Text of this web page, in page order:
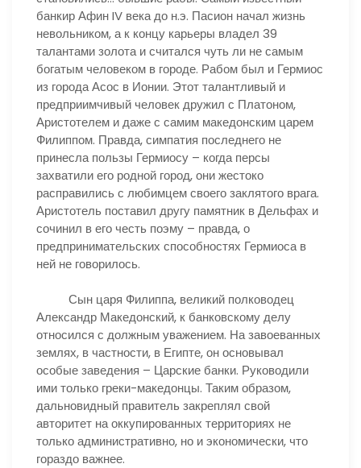
банкир Афин IV века до н.э. Пасион начал жизнь
невольником, а к концу карьеры владел 39
талантами золота и считался чуть ли не самым
богатым человеком в городе. Рабом был и Гермиос
из города Асос в Ионии. Этот талантливый и
предприимчивый человек дружил с Платоном,
Аристотелем и даже с самим македонским царем
Филиппом. Правда, симпатия последнего не
принесла пользы Гермиосу – когда персы
захватили его родной город, они жестоко
расправились с любимцем своего заклятого врага.
Аристотель поставил другу памятник в Дельфах и
сочинил в его честь поэму – правда, о
предпринимательских способностях Гермиоса в
ней не говорилось.
Сын царя Филиппа, великий полководец
Александр Македонский, к банковскому делу
относился с должным уважением. На завоеванных
землях, в частности, в Египте, он основывал
особые заведения – Царские банки. Руководили
ими только греки-македонцы. Таким образом,
дальновидный правитель закреплял свой
авторитет на оккупированных территориях не
только административно, но и экономически, что
гораздо важнее.